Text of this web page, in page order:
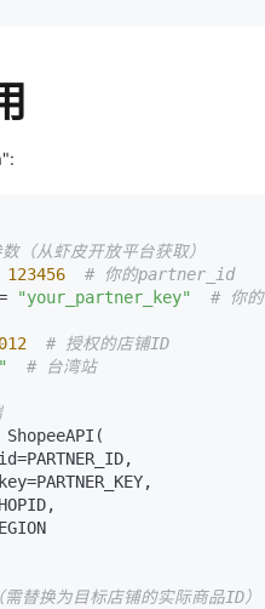
":
（从虾皮开放平台获取）
123456
# 你的partner_id
"your_partner_key"
# 你的
# 授权的店铺ID
# 台湾站
替换为目标店铺的实际商品ID）